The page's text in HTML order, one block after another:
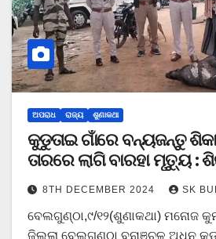
ଅପରାଧ ରାଜ୍ୟ ଶୁଣାକଥା
କୁଡୁତାଇ ଗାଁରେ ବନ୍ୟଜନ୍ତୁ
ତାରରେ ଲାଗି ବାରହା ମୃତ୍ୟୁ :
8TH DECEMBER 2024 SK
ବେଲଗୁଣ୍ଠା,୯/୧୨(ଶୁଣାକଥା) ମନୋଜ
ଜିଲ୍ଲା ବେଲଗୁଣ୍ଠା ବନାଞ୍ଚଳ ଅଧିନ